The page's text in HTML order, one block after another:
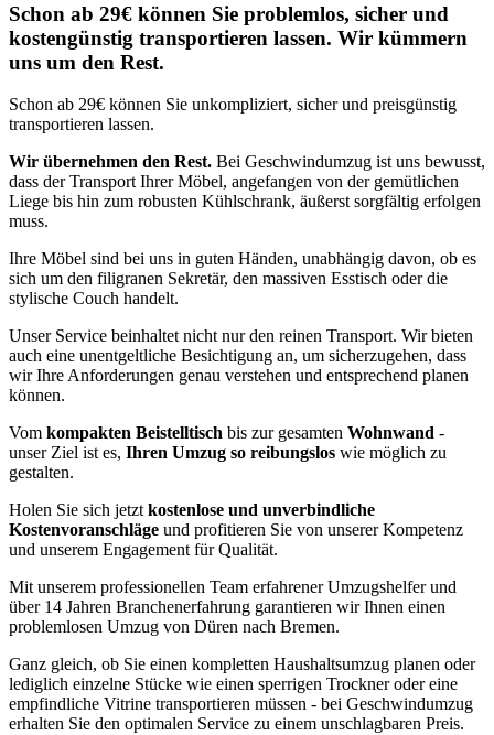
Schon ab 29€ können Sie problemlos, sicher und
kostengünstig transportieren lassen. Wir kümmern
uns um den Rest.
Schon ab 29€ können Sie unkompliziert, sicher und preisgünstig
transportieren lassen.
Wir übernehmen den Rest. Bei Geschwindumzug ist uns bewusst,
dass der Transport Ihrer Möbel, angefangen von der gemütlichen
Liege bis hin zum robusten Kühlschrank, äußerst sorgfältig erfolgen
muss.
Ihre Möbel sind bei uns in guten Händen, unabhängig davon, ob es
sich um den filigranen Sekretär, den massiven Esstisch oder die
stylische Couch handelt.
Unser Service beinhaltet nicht nur den reinen Transport. Wir bieten
auch eine unentgeltliche Besichtigung an, um sicherzugehen, dass
wir Ihre Anforderungen genau verstehen und entsprechend planen
können.
Vom kompakten Beistelltisch bis zur gesamten Wohnwand -
unser Ziel ist es, Ihren Umzug so reibungslos wie möglich zu
gestalten.
Holen Sie sich jetzt kostenlose und unverbindliche
Kostenvoranschläge und profitieren Sie von unserer Kompetenz
und unserem Engagement für Qualität.
Mit unserem professionellen Team erfahrener Umzugshelfer und
über 14 Jahren Branchenerfahrung garantieren wir Ihnen einen
problemlosen Umzug von Düren nach Bremen.
Ganz gleich, ob Sie einen kompletten Haushaltsumzug planen oder
lediglich einzelne Stücke wie einen sperrigen Trockner oder eine
empfindliche Vitrine transportieren müssen - bei Geschwindumzug
erhalten Sie den optimalen Service zu einem unschlagbaren Preis.